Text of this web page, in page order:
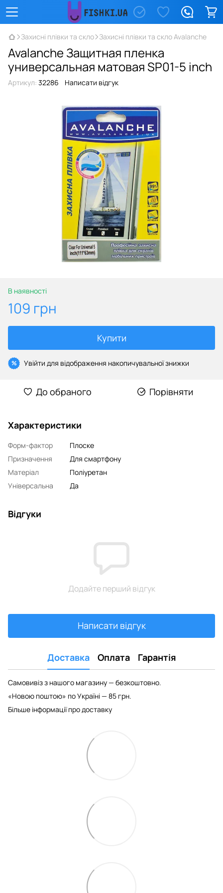
Захисні плівки та скло Захисні плівки та скло Avalanche
Avalanche Защитная пленка
универсальная матовая SP01-5 inch
Артикул: 32286 Написати відгук
В наявності
109 грн
Купити
% Увійти для відображення накопичувальної знижки
До обраного Порівняти
Характеристики
Форм-фактор
Плоске
Призначення
Для смартфону
Матеріал
Поліуретан
Універсальна
Да
Відгуки
Додайте перший відгук
Написати відгук
Доставка Оплата Гарантія
Самовивіз з нашого магазину — безкоштовно.
«Новою поштою» по Україні — 85 грн.
Більше інформації про доставку